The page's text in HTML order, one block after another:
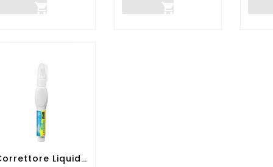
 
Correttore Liquido A Penna...